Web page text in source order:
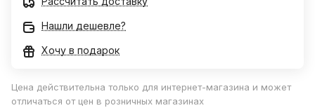
Нашли дешевле?
Хочу в подарок
Цена действительна только для интернет-магазина и может
отличаться от цен в розничных магазинах